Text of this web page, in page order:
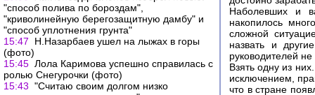
"способ полива по бороздам",
"криволинейную берегозащитную дамбу" и
"способ уплотнения грунта"
15:47
Н.Назарбаев ушел на лыжах в горы
(фото)
15:45 Лола Каримова успешно справилась с
ролью Снегурочки (фото)
15:43 "Считаю своим долгом низко
Наболевших и
накопилось
сложной
назвать и
руководителей
Взять одну из
исключением,
что в стране